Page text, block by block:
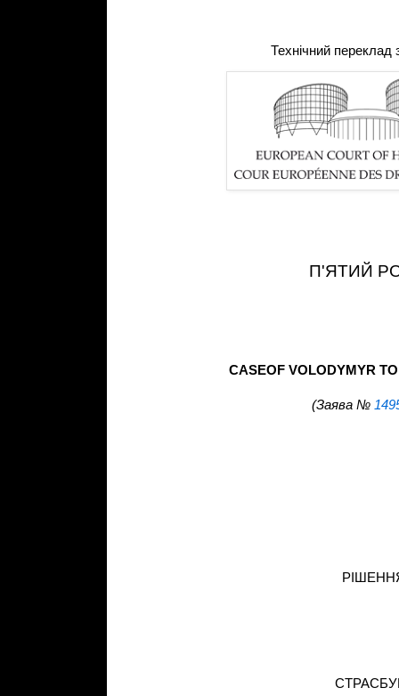
Технічний переклад
П'ЯТИЙ
CASEOF VOLODYMYR
(Заява №